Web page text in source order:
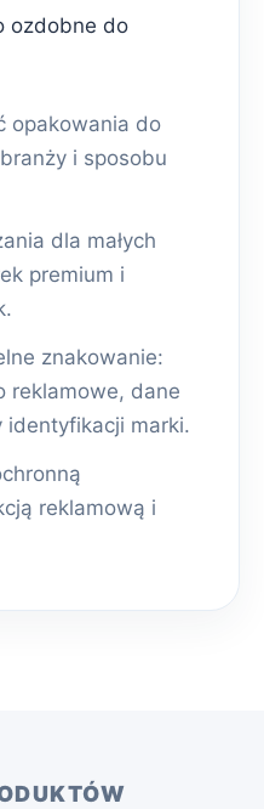
ozdobne do
opakowania do
i sposobu
dla małych
premium i
znakowanie:
reklamowe, dane
marki.
reklamową i